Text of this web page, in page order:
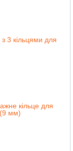
3 кільцями для
кільце для
мм)